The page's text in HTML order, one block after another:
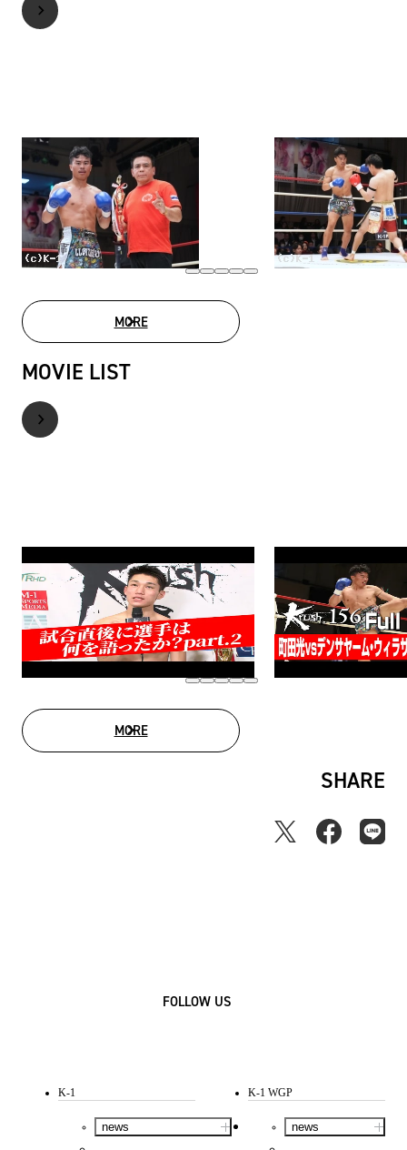
MOREPHOTO GALLERY
MOVIE LIST
MOREMOVIE LIST
SHARE
FOLLOW US
K-1
news
K-1 WGP
news